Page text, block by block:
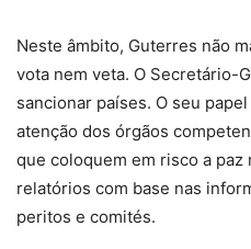
Neste âmbito, Guterres não
vota nem veta. O Secretário-
sancionar países. O seu
atenção dos órgãos
que coloquem em risco a paz
relatórios com base nas
peritos e comités.